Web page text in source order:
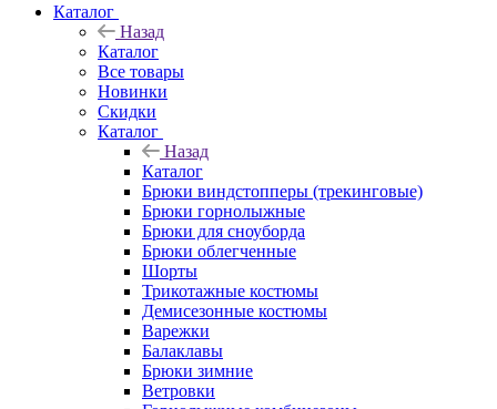
Каталог
Назад
Каталог
Все товары
Новинки
Скидки
Каталог
Назад
Каталог
Брюки виндстопперы (трекинговые)
Брюки горнолыжные
Брюки для сноуборда
Брюки облегченные
Шорты
Трикотажные костюмы
Демисезонные костюмы
Варежки
Балаклавы
Брюки зимние
Ветровки